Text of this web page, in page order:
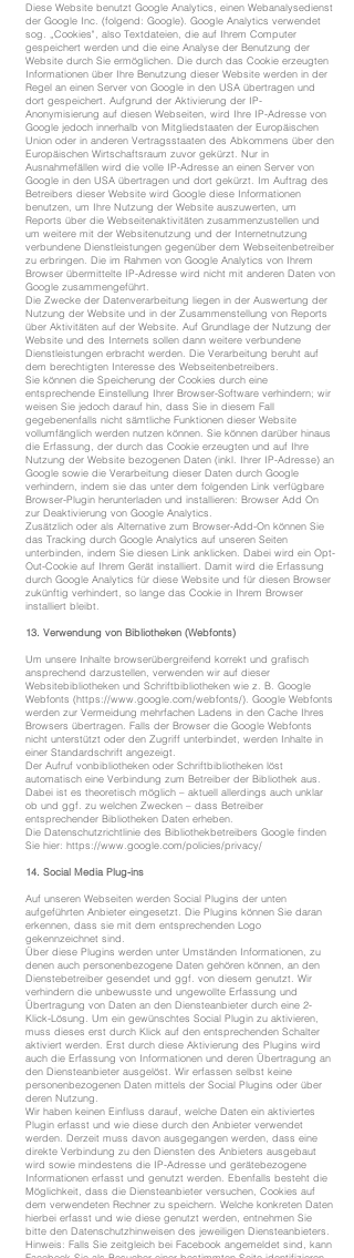
Diese Website benutzt Google Analytics, einen Webanalysedienst
der Google Inc. (folgend: Google). Google Analytics verwendet
sog. „Cookies", also Textdateien, die auf Ihrem Computer
gespeichert werden und die eine Analyse der Benutzung der
Website durch Sie ermöglichen. Die durch das Cookie erzeugten
Informationen über Ihre Benutzung dieser Website werden in der
Regel an einen Server von Google in den USA übertragen und
dort gespeichert. Aufgrund der Aktivierung der IP-
Anonymisierung auf diesen Webseiten, wird Ihre IP-Adresse von
Google jedoch innerhalb von Mitgliedstaaten der Europäischen
Union oder in anderen Vertragsstaaten des Abkommens über den
Europäischen Wirtschaftsraum zuvor gekürzt. Nur in
Ausnahmefällen wird die volle IP-Adresse an einen Server von
Google in den USA übertragen und dort gekürzt. Im Auftrag des
Betreibers dieser Website wird Google diese Informationen
benutzen, um Ihre Nutzung der Website auszuwerten, um
Reports über die Webseitenaktivitäten zusammenzustellen und
um weitere mit der Websitenutzung und der Internetnutzung
verbundene Dienstleistungen gegenüber dem Webseitenbetreiber
zu erbringen. Die im Rahmen von Google Analytics von Ihrem
Browser übermittelte IP-Adresse wird nicht mit anderen Daten von
Google zusammengeführt.
Die Zwecke der Datenverarbeitung liegen in der Auswertung der
Nutzung der Website und in der Zusammenstellung von Reports
über Aktivitäten auf der Website. Auf Grundlage der Nutzung der
Website und des Internets sollen dann weitere verbundene
Dienstleistungen erbracht werden. Die Verarbeitung beruht auf
dem berechtigten Interesse des Webseitenbetreibers.
Sie können die Speicherung der Cookies durch eine
entsprechende Einstellung Ihrer Browser-Software verhindern; wir
weisen Sie jedoch darauf hin, dass Sie in diesem Fall
gegebenenfalls nicht sämtliche Funktionen dieser Website
vollumfänglich werden nutzen können. Sie können darüber hinaus
die Erfassung, der durch das Cookie erzeugten und auf Ihre
Nutzung der Website bezogenen Daten (inkl. Ihrer IP-Adresse) an
Google sowie die Verarbeitung dieser Daten durch Google
verhindern, indem sie das unter dem folgenden Link verfügbare
Browser-Plugin herunterladen und installieren: Browser Add On
zur Deaktivierung von Google Analytics.
Zusätzlich oder als Alternative zum Browser-Add-On können Sie
das Tracking durch Google Analytics auf unseren Seiten
unterbinden, indem Sie diesen Link anklicken. Dabei wird ein Opt-
Out-Cookie auf Ihrem Gerät installiert. Damit wird die Erfassung
durch Google Analytics für diese Website und für diesen Browser
zukünftig verhindert, so lange das Cookie in Ihrem Browser
installiert bleibt.
13. Verwendung von Bibliotheken (Webfonts)
Um unsere Inhalte browserübergreifend korrekt und grafisch
ansprechend darzustellen, verwenden wir auf dieser
Websitebibliotheken und Schriftbibliotheken wie z. B. Google
Webfonts (https://www.google.com/webfonts/). Google Webfonts
werden zur Vermeidung mehrfachen Ladens in den Cache Ihres
Browsers übertragen. Falls der Browser die Google Webfonts
nicht unterstützt oder den Zugriff unterbindet, werden Inhalte in
einer Standardschrift angezeigt.
Der Aufruf vonbibliotheken oder Schriftbibliotheken löst
automatisch eine Verbindung zum Betreiber der Bibliothek aus.
Dabei ist es theoretisch möglich – aktuell allerdings auch unklar
ob und ggf. zu welchen Zwecken – dass Betreiber
entsprechender Bibliotheken Daten erheben.
Die Datenschutzrichtlinie des Bibliothekbetreibers Google finden
Sie hier: https://www.google.com/policies/privacy/
14. Social Media Plug-ins
Auf unseren Webseiten werden Social Plugins der unten
aufgeführten Anbieter eingesetzt. Die Plugins können Sie daran
erkennen, dass sie mit dem entsprechenden Logo
gekennzeichnet sind.
Über diese Plugins werden unter Umständen Informationen, zu
denen auch personenbezogene Daten gehören können, an den
Dienstebetreiber gesendet und ggf. von diesem genutzt. Wir
verhindern die unbewusste und ungewollte Erfassung und
Übertragung von Daten an den Diensteanbieter durch eine 2-
Klick-Lösung. Um ein gewünschtes Social Plugin zu aktivieren,
muss dieses erst durch Klick auf den entsprechenden Schalter
aktiviert werden. Erst durch diese Aktivierung des Plugins wird
auch die Erfassung von Informationen und deren Übertragung an
den Diensteanbieter ausgelöst. Wir erfassen selbst keine
personenbezogenen Daten mittels der Social Plugins oder über
deren Nutzung.
Wir haben keinen Einfluss darauf, welche Daten ein aktiviertes
Plugin erfasst und wie diese durch den Anbieter verwendet
werden. Derzeit muss davon ausgegangen werden, dass eine
direkte Verbindung zu den Diensten des Anbieters ausgebaut
wird sowie mindestens die IP-Adresse und gerätebezogene
Informationen erfasst und genutzt werden. Ebenfalls besteht die
Möglichkeit, dass die Diensteanbieter versuchen, Cookies auf
dem verwendeten Rechner zu speichern. Welche konkreten Daten
hierbei erfasst und wie diese genutzt werden, entnehmen Sie
bitte den Datenschutzhinweisen des jeweiligen Diensteanbieters.
Hinweis: Falls Sie zeitgleich bei Facebook angemeldet sind, kann